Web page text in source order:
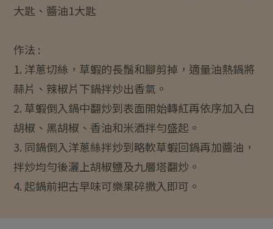
大匙、醬油1大匙
作法 :
1. 洋蔥切絲，草蝦的長鬚和腳剪掉，適量油熱鍋將
蒜片、辣椒片下鍋拌炒出香氣。
2. 草蝦倒入鍋中翻炒到表面開始轉紅再依序加入白
胡椒、黑胡椒、香油和米酒拌勻盛起。
3. 同鍋倒入洋蔥絲拌炒到略軟草蝦回鍋再加醬油，
拌炒均勻後灑上胡椒鹽及九層塔翻炒。
4. 起鍋前把古早味可樂果碎撒入即可。